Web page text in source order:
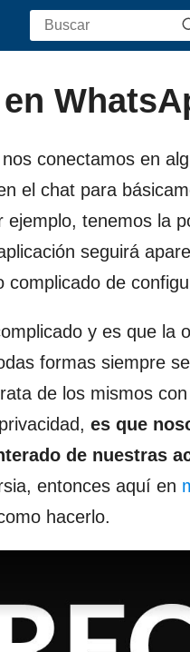
conectamos en
el chat para
tenemos la
seguirá
complicado de
y es que la
formas siempre
de los mismos
es que
de nuestras
entonces aquí en
hacerlo.